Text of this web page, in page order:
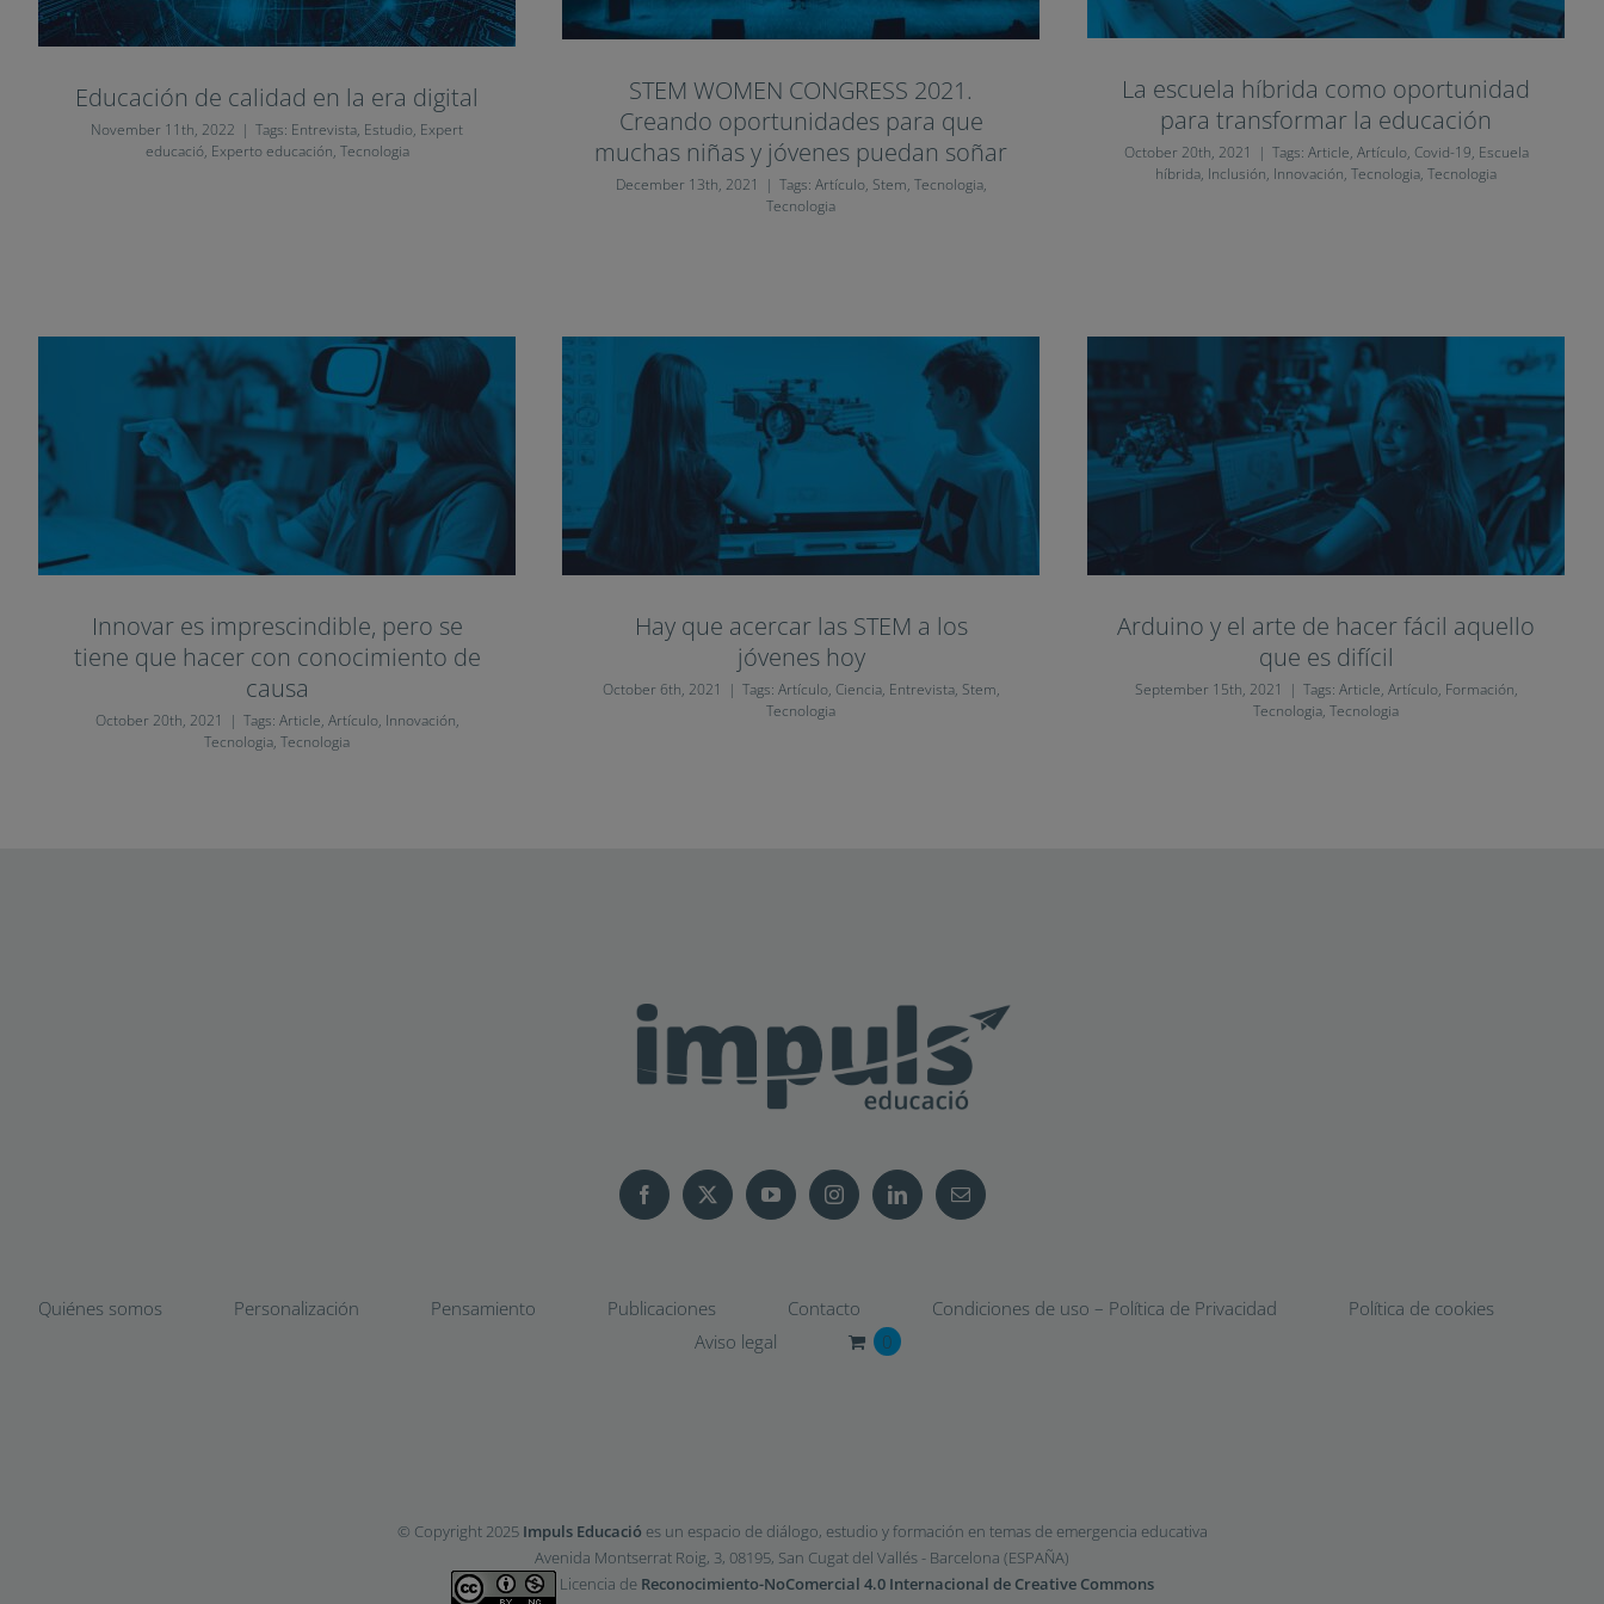
Educación de calidad en la era digital
November 11th, 2022 | Tags: Entrevista, Estudio, Expert
educació, Experto educación, Tecnologia
STEM WOMEN CONGRESS 2021.
Creando oportunidades para que
muchas niñas y jóvenes puedan soñar
December 13th, 2021 | Tags: Artículo, Stem, Tecnologia,
Tecnologia
La escuela híbrida como oportunidad
para transformar la educación
October 20th, 2021 | Tags: Article, Artículo, Covid-19, Escuela
híbrida, Inclusión, Innovación, Tecnologia, Tecnologia
Innovar es imprescindible, pero se
tiene que hacer con conocimiento de
causa
October 20th, 2021 | Tags: Article, Artículo, Innovación,
Tecnologia, Tecnologia
Hay que acercar las STEM a los
jóvenes hoy
October 6th, 2021 | Tags: Artículo, Ciencia, Entrevista, Stem,
Tecnologia
Arduino y el arte de hacer fácil aquello
que es difícil
September 15th, 2021 | Tags: Article, Artículo, Formación,
Tecnologia, Tecnologia
Quiénes somos Personalización Pensamiento Publicaciones Contacto Condiciones de uso – Política de Privacidad
Política de cookies
Aviso legal
0
© Copyright 2025 Impuls Educació es un espacio de diálogo, estudio y formación en temas de emergencia educativa
Avenida Montserrat Roig, 3, 08195, San Cugat del Vallés - Barcelona (ESPAÑA)
Licencia de Reconocimiento-NoComercial 4.0 Internacional de Creative Commons